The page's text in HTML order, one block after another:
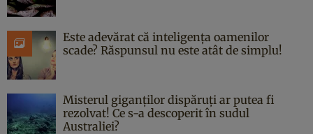
Este adevărat că inteligența oamenilor
scade? Răspunsul nu este atât de simplu!
Misterul giganților dispăruți ar putea fi
rezolvat! Ce s-a descoperit în sudul
Australiei?